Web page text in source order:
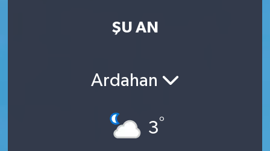
ŞU AN
Ardahan
3°
Son Dakika Haberleri